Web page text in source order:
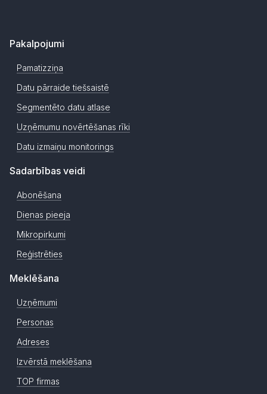
Pakalpojumi
Pamatizziņa
Datu pārraide tiešsaistē
Segmentēto datu atlase
Uzņēmumu novērtēšanas rīki
Datu izmaiņu monitorings
Sadarbības veidi
Abonēšana
Dienas pieeja
Mikropirkumi
Reģistrēties
Meklēšana
Uzņēmumi
Personas
Adreses
Izvērstā meklēšana
TOP firmas